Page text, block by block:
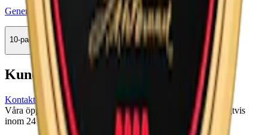
General Extra Stark Portion
10-pack
444,50 kr
Köp
Kundservice
Kontakta oss
Våra öppettider är: Alla dagar 08:00 - 18:00 Vi svarar vanligtvis
inom 24 timmar på vardagar.